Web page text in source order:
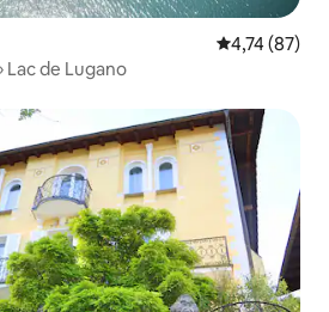
Évaluation
4,74 (87)
Lac de Lugano